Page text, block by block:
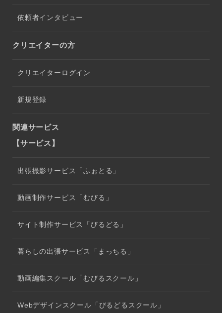
依頼者インタビュー
クリエイターの方
クリエイターログイン
新規登録
関連サービス
【サービス】
出張撮影サービス「ふぉとる」
動画制作サービス「むびる」
サイト制作サービス「びるどる」
暮らしの出張サービス「まっちる」
動画編集スクール「むびるスクール」
Webデザインスクール「びるどるスクール」